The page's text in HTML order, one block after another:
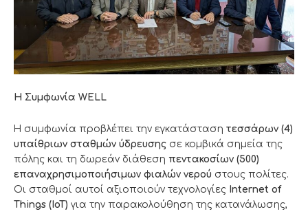
Η Συμφωνία WELL
Η συμφωνία προβλέπει την εγκατάσταση τεσσάρων (4)
υπαίθριων σταθμών ύδρευσης σε κομβικά σημεία της
πόλης και τη δωρεάν διάθεση πεντακοσίων (500)
επαναχρησιμοποιήσιμων φιαλών νερού στους πολίτες.
Οι σταθμοί αυτοί αξιοποιούν τεχνολογίες Internet of
Things (IoT) για την παρακολούθηση της κατανάλωσης,